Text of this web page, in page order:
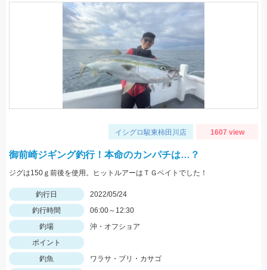
イシグロ駿東柿田川店 1607 view
御前崎ジギング釣行！本命のカンパチは…？
ジグは150ｇ前後を使用。ヒットルアーはＴＧベイトでした！
釣行日
2022/05/24
釣行時間
06:00～12:30
釣場
沖・オフショア
ポイント
釣魚
ワラサ・ブリ・カサゴ